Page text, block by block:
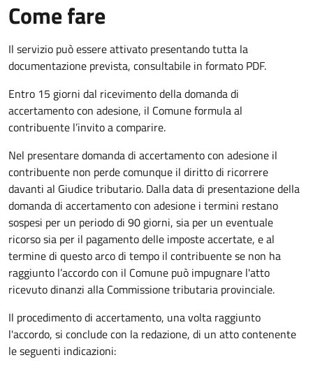
Come fare
Il servizio può essere attivato presentando tutta la
documentazione prevista, consultabile in formato PDF.
Entro 15 giorni dal ricevimento della domanda di
accertamento con adesione, il Comune formula al
contribuente l’invito a comparire.
Nel presentare domanda di accertamento con adesione il
contribuente non perde comunque il diritto di ricorrere
davanti al Giudice tributario. Dalla data di presentazione della
domanda di accertamento con adesione i termini restano
sospesi per un periodo di 90 giorni, sia per un eventuale
ricorso sia per il pagamento delle imposte accertate, e al
termine di questo arco di tempo il contribuente se non ha
raggiunto l’accordo con il Comune può impugnare l'atto
ricevuto dinanzi alla Commissione tributaria provinciale.
Il procedimento di accertamento, una volta raggiunto
l'accordo, si conclude con la redazione, di un atto contenente
le seguenti indicazioni: